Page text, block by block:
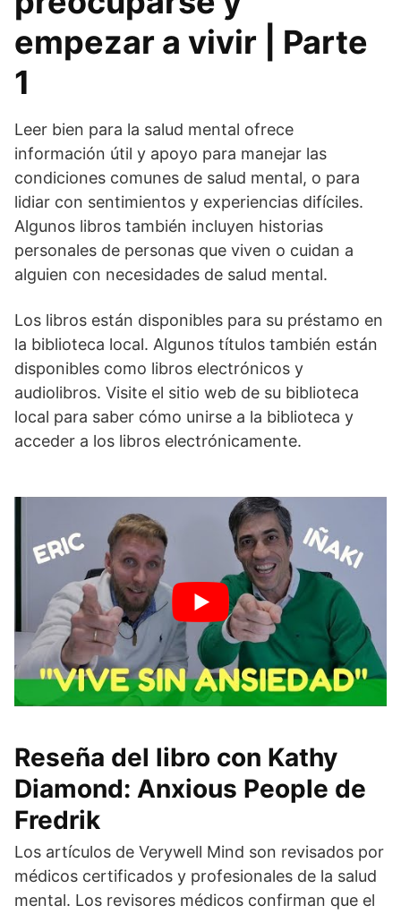
empezar a vivir | Parte
1
Leer bien para la salud mental ofrece
información útil y apoyo para manejar las
condiciones comunes de salud mental, o para
lidiar con sentimientos y experiencias difíciles.
Algunos libros también incluyen historias
personales de personas que viven o cuidan a
alguien con necesidades de salud mental.
Los libros están disponibles para su préstamo en
la biblioteca local. Algunos títulos también están
disponibles como libros electrónicos y
audiolibros. Visite el sitio web de su biblioteca
local para saber cómo unirse a la biblioteca y
acceder a los libros electrónicamente.
Reseña del libro con Kathy
Diamond: Anxious People de
Fredrik
Los artículos de Verywell Mind son revisados por
médicos certificados y profesionales de la salud
mental. Los revisores médicos confirman que el